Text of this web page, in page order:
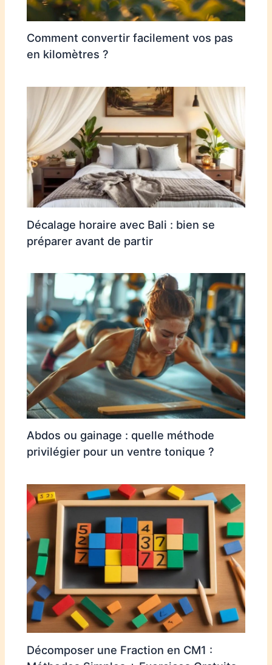
Comment convertir facilement vos pas
en kilomètres ?
Décalage horaire avec Bali : bien se
préparer avant de partir
Abdos ou gainage : quelle méthode
privilégier pour un ventre tonique ?
Décomposer une Fraction en CM1 :